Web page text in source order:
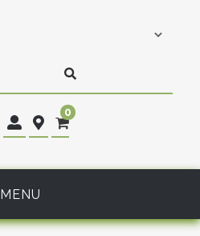
0
MENU